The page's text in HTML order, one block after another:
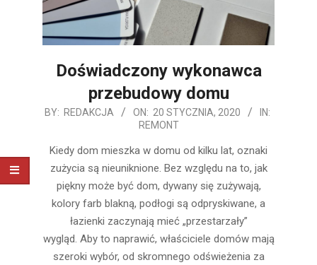
Doświadczony wykonawca
przebudowy domu
2020-
20
BY: REDAKCJA ON: 20 STYCZNIA, 2020
IN:
REMONT
Kiedy dom mieszka w domu od kilku lat, oznaki
zużycia są nieuniknione. Bez względu na to, jak
piękny może być dom, dywany się zużywają,
kolory farb blakną, podłogi są odpryskiwane, a
łazienki zaczynają mieć „przestarzały”
wygląd. Aby to naprawić, właściciele domów mają
szeroki wybór, od skromnego odświeżenia za